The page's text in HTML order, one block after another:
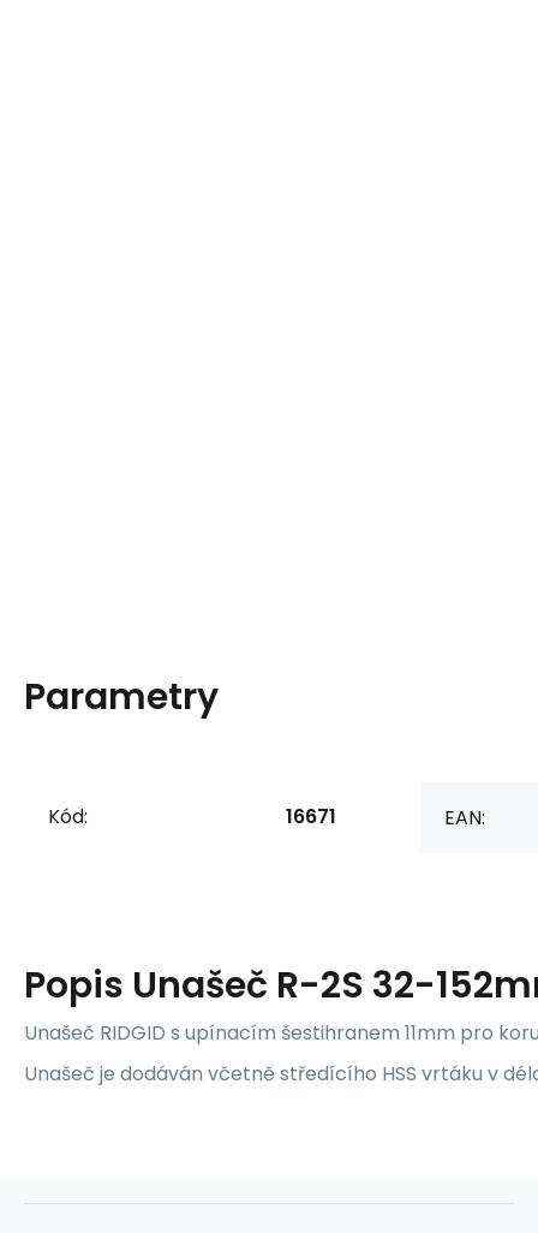
Parametry
Kód: 16671 EAN:
Popis Unašeč R-2S 32-
Unašeč RIDGID s upínacím šestihranem 11mm pro
Unašeč je dodáván včetně středícího HSS vrtáku v